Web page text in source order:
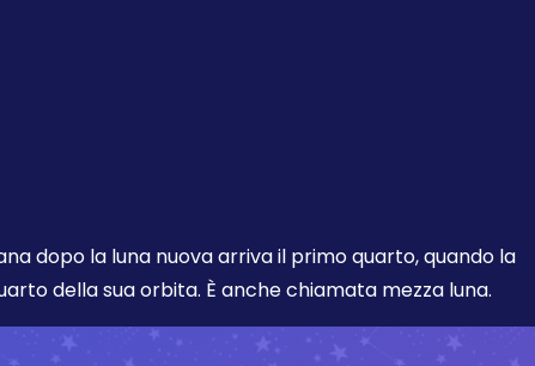
dopo la luna nuova arriva il primo quarto, quando la
della sua orbita. È anche chiamata mezza luna.